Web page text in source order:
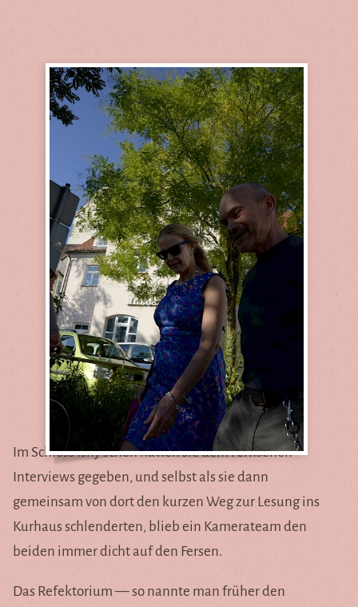
Im Schloss Isny schon hatten sie dem Fernsehen
Interviews gegeben, und selbst als sie dann
gemeinsam von dort den kurzen Weg zur Lesung ins
Kurhaus schlenderten, blieb ein Kamerateam den
beiden immer dicht auf den Fersen.
Das Refektorium — so nannte man früher den